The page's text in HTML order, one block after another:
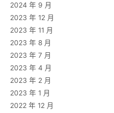
2024 年 9 月
2023 年 12 月
2023 年 11 月
2023 年 8 月
2023 年 7 月
2023 年 4 月
2023 年 2 月
2023 年 1 月
2022 年 12 月